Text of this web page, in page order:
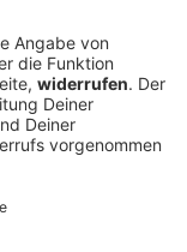
ins
weiterhin
die Lage in